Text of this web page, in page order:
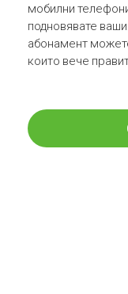
мобилни
подновявате
абонамент
които вече